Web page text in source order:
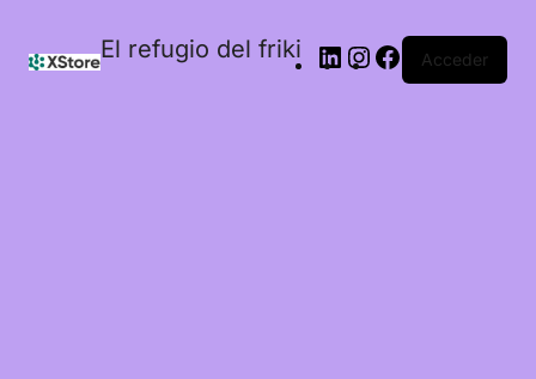
El refugio del friki Acceder